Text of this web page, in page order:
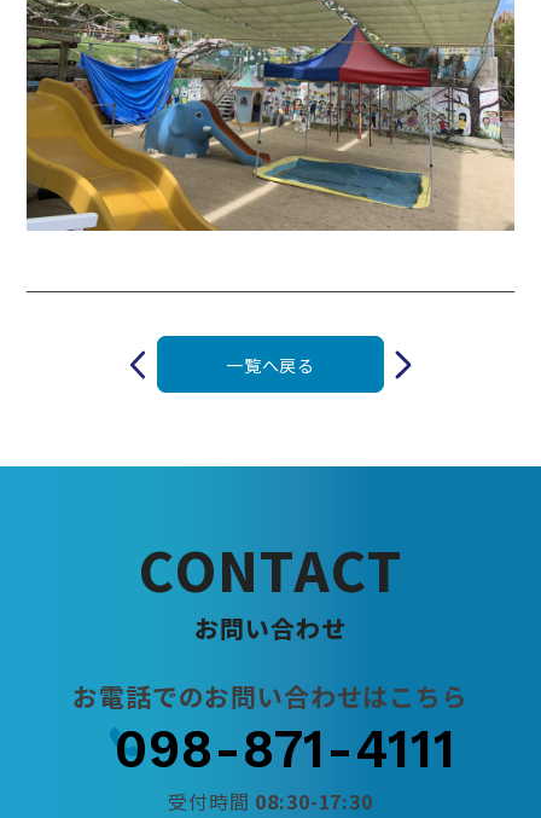
ョ
一覧へ戻る
CONTACT
お問い合わせ
お電話でのお問い合わせはこちら
098-871-4111
受付時間 08:30-17:30